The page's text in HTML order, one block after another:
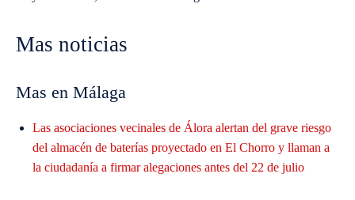
Mas noticias
Mas en Málaga
Las asociaciones vecinales de Álora alertan del grave riesgo
del almacén de baterías proyectado en El Chorro y llaman a
la ciudadanía a firmar alegaciones antes del 22 de julio